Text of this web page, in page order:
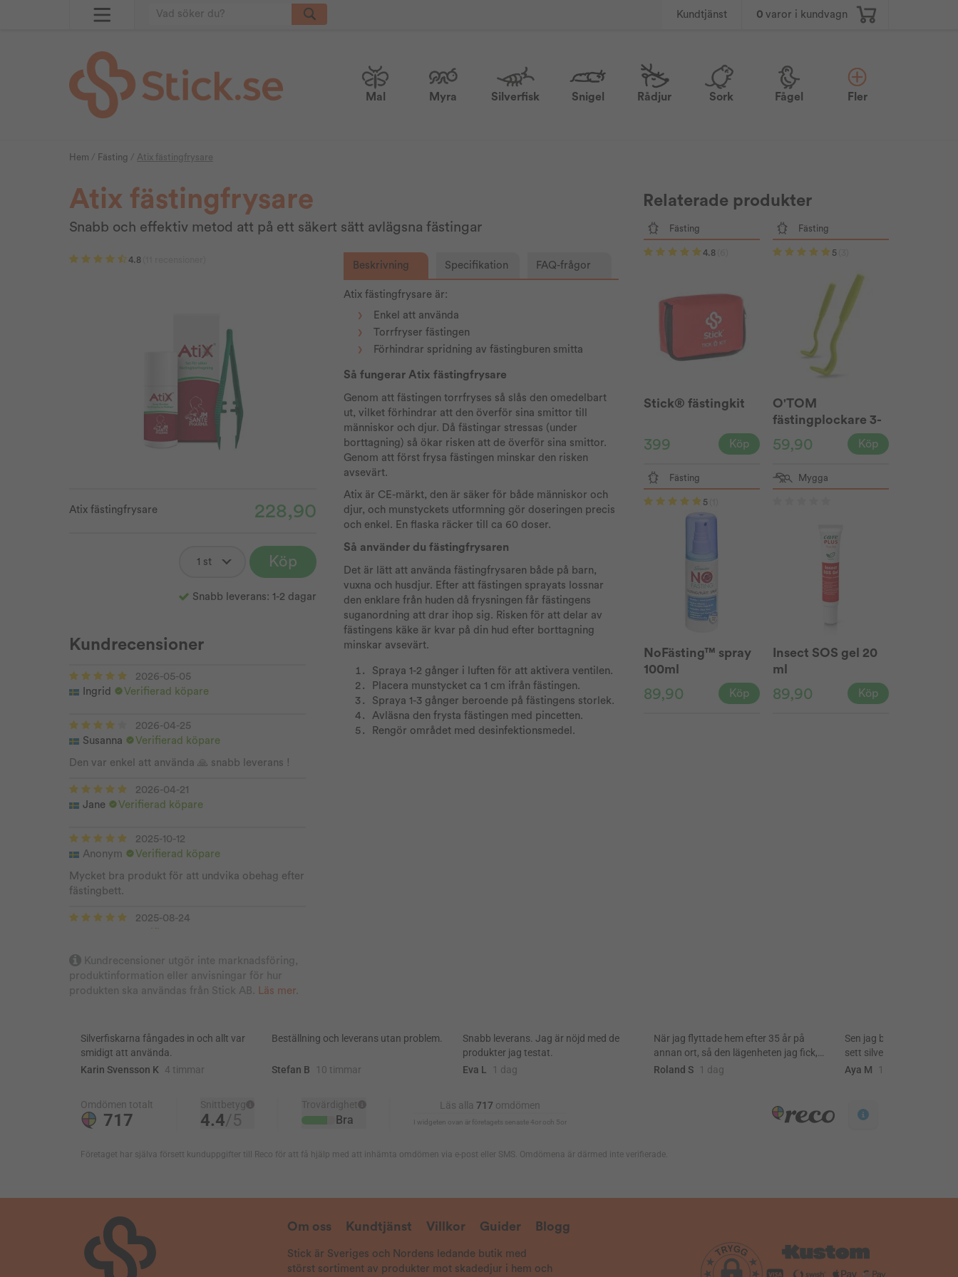
Kundtjänst 0 varor i kundvagn
Mal Myra Silverfisk Snigel Rådjur Sork Fågel Fler
Hem / Fästing / Atix fästingfrysare
Atix fästingfrysare
Snabb och effektiv metod att på ett säkert sätt avlägsna fästingar
4.8
Atix fästingfrysare 228,90
Köp
Snabb leverans: 1-2 dagar
Beskrivning Specifikation FAQ-frågor
Atix fästingfrysare är:
Enkel att använda
Torrfryser fästingen
Förhindrar spridning av fästingburen smitta
Så fungerar Atix fästingfrysare
Genom att fästingen torrfryses så slås den omedelbart
ut, vilket förhindrar att den överför sina smittor till
människor och djur. Då fästingar stressas (under
borttagning) så ökar risken att de överför sina smittor.
Genom att först frysa fästingen minskar den risken
avsevärt.
Atix är CE-märkt, den är säker för både människor och
djur, och munstyckets utformning gör doseringen precis
och enkel. En flaska räcker till ca 60 doser.
Så använder du fästingfrysaren
Det är lätt att använda fästingfrysaren både på barn,
vuxna och husdjur. Efter att fästingen sprayats lossnar
den enklare från huden då frysningen får fästingens
suganordning att drar ihop sig. Risken för att delar av
fästingens käke är kvar på din hud efter borttagning
minskar avsevärt.
Spraya 1-2 gånger i luften för att aktivera ventilen.
Placera munstycket ca 1 cm ifrån fästingen.
Spraya 1-3 gånger beroende på fästingens storlek.
Avläsna den frysta fästingen med pincetten.
Rengör området med desinfektionsmedel.
Kundrecensioner
2026-05-05
Ingrid
Verifierad köpare
2026-04-25
Susanna
Verifierad köpare
Den var enkel att använda 🙏 snabb leverans !
2026-04-21
Jane
Verifierad köpare
2025-10-12
Anonym
Verifierad köpare
Mycket bra produkt för att undvika obehag efter
fästingbett.
2025-08-24
2025-08-02
Brith
Verifierad köpare
2025-08-01
Anonym
Verifierad köpare
Fungerar mkt bra men tar slut fort
Anonym
Verifierad köpare
Betty
Verifierad köpare
Jättebra produkt. Enkelt att använda.
2025-07-05
Kundrecensioner utgör inte marknadsföring,
produktinformation eller anvisningar för hur
produkten ska användas från Stick AB.
Läs mer
Relaterade produkter
Fästing
4.8
Stick® fästingkit
399 Köp
Fästing
5
O'TOM
fästingplockare 3-
pack
59,90 Köp
Fästing
5
NoFästing™ spray
100ml
89,90 Köp
Mygga
Insect SOS gel 20
ml
89,90 Köp
Om oss Kundtjänst Villkor Guider Blogg
Stick är Sveriges och Nordens ledande butik med
störst sortiment av produkter mot skadedjur i hem och